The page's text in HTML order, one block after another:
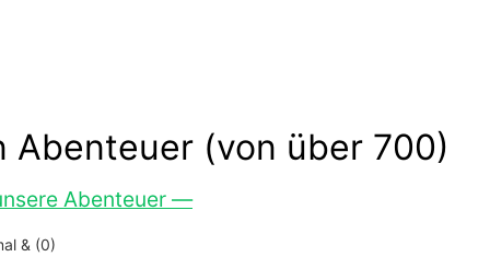
Abenteuer (von über 700)
Abenteuer —
& (0)